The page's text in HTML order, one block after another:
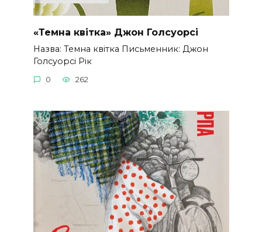
«Темна квітка» Джон Голсуорсі
Назва: Темна квітка Письменник: Джон
Голсуорсі Рік
0 262